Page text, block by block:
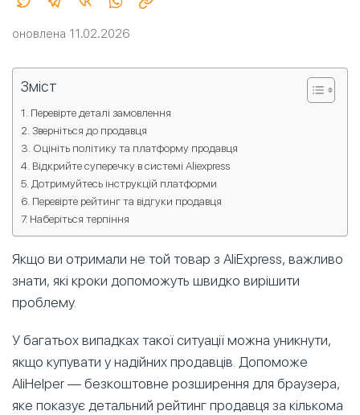
оновлена 11.02.2026
Зміст
Перевірте деталі замовлення
Зверніться до продавця
Оцініть політику та платформу продавця
Відкрийте суперечку в системі Aliexpress
Дотримуйтесь інструкцій платформи
Перевірте рейтинг та відгуки продавця
Наберіться терпіння
Якщо ви отримали не той товар з AliExpress, важливо
знати, які кроки допоможуть швидко вирішити
проблему.
У багатьох випадках такої ситуації можна уникнути,
якщо купувати у надійних продавців. Допоможе
AliHelper — безкоштовне розширення для браузера,
яке показує детальний рейтинг продавця за кількома